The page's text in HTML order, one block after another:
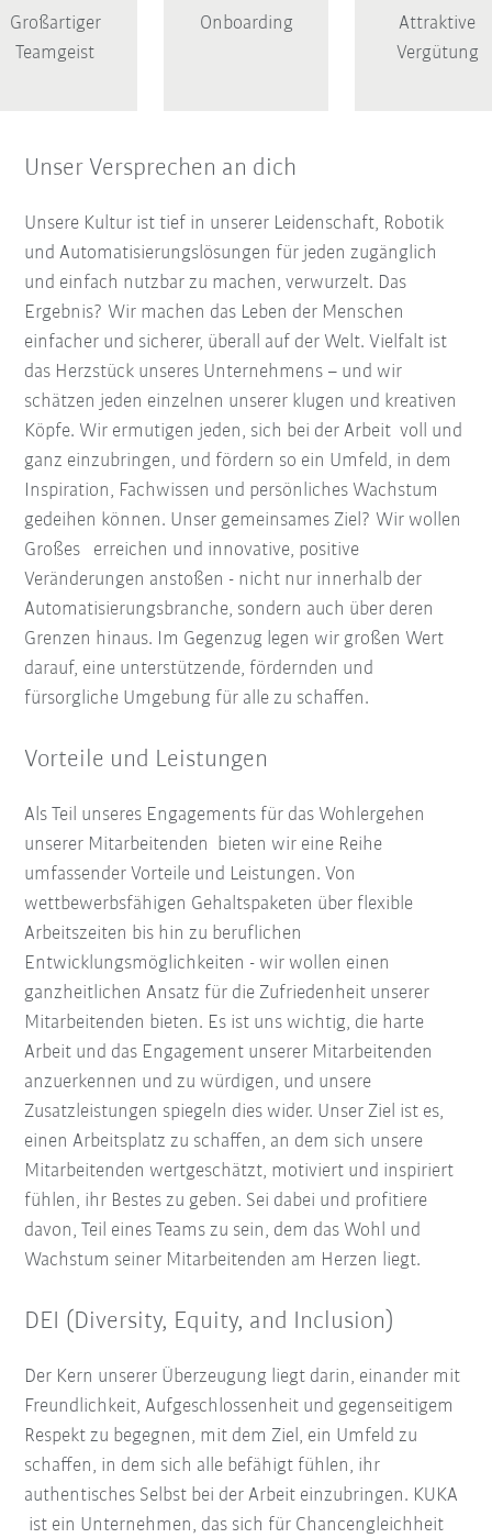
Großartiger
Teamgeist
Onboarding
Attraktive
Vergütung
Unser Versprechen an dich
Unsere Kultur ist tief in unserer Leidenschaft, Robotik
und Automatisierungslösungen für jeden zugänglich
und einfach nutzbar zu machen, verwurzelt. Das
Ergebnis? Wir machen das Leben der Menschen
einfacher und sicherer, überall auf der Welt. Vielfalt ist
das Herzstück unseres Unternehmens – und wir
schätzen jeden einzelnen unserer klugen und kreativen
Köpfe. Wir ermutigen jeden, sich bei der Arbeit voll und
ganz einzubringen, und fördern so ein Umfeld, in dem
Inspiration, Fachwissen und persönliches Wachstum
gedeihen können. Unser gemeinsames Ziel? Wir wollen
Großes erreichen und innovative, positive
Veränderungen anstoßen - nicht nur innerhalb der
Automatisierungsbranche, sondern auch über deren
Grenzen hinaus. Im Gegenzug legen wir großen Wert
darauf, eine unterstützende, fördernden und
fürsorgliche Umgebung für alle zu schaffen.
Vorteile und Leistungen
Als Teil unseres Engagements für das Wohlergehen
unserer Mitarbeitenden bieten wir eine Reihe
umfassender Vorteile und Leistungen. Von
wettbewerbsfähigen Gehaltspaketen über flexible
Arbeitszeiten bis hin zu beruflichen
Entwicklungsmöglichkeiten - wir wollen einen
ganzheitlichen Ansatz für die Zufriedenheit unserer
Mitarbeitenden bieten. Es ist uns wichtig, die harte
Arbeit und das Engagement unserer Mitarbeitenden
anzuerkennen und zu würdigen, und unsere
Zusatzleistungen spiegeln dies wider. Unser Ziel ist es,
einen Arbeitsplatz zu schaffen, an dem sich unsere
Mitarbeitenden wertgeschätzt, motiviert und inspiriert
fühlen, ihr Bestes zu geben. Sei dabei und profitiere
davon, Teil eines Teams zu sein, dem das Wohl und
Wachstum seiner Mitarbeitenden am Herzen liegt.
DEI (Diversity, Equity, and Inclusion)
Der Kern unserer Überzeugung liegt darin, einander mit
Freundlichkeit, Aufgeschlossenheit und gegenseitigem
Respekt zu begegnen, mit dem Ziel, ein Umfeld zu
schaffen, in dem sich alle befähigt fühlen, ihr
authentisches Selbst bei der Arbeit einzubringen. KUKA
ist ein Unternehmen, das sich für Chancengleichheit